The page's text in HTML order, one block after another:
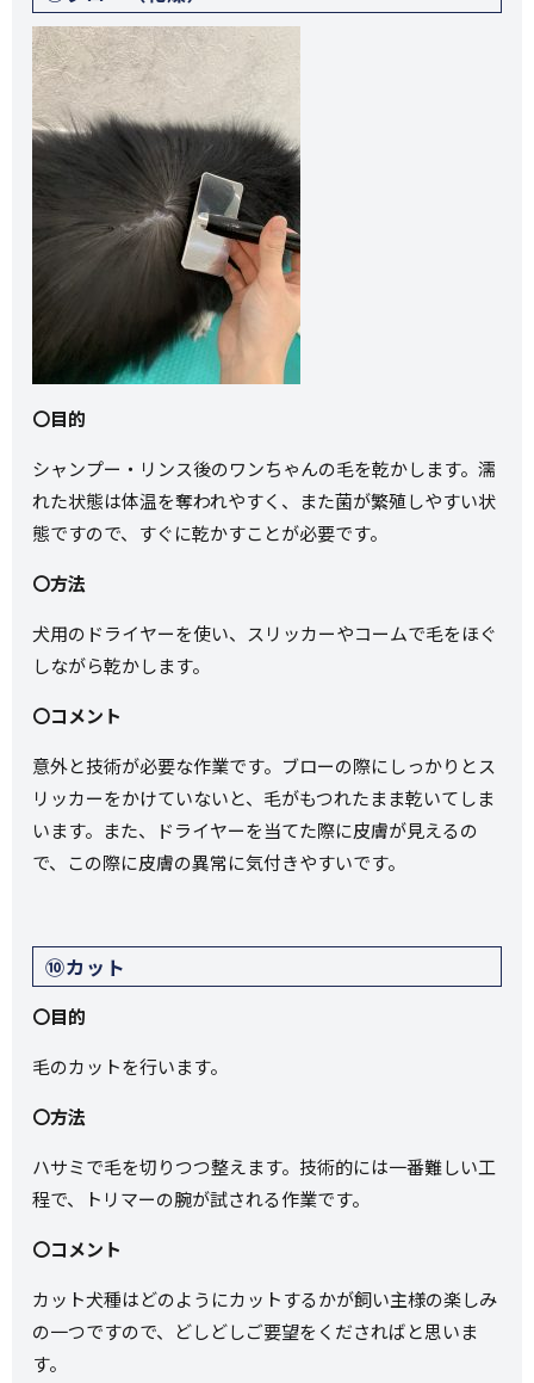
〇目的
シャンプー・リンス後のワンちゃんの毛を乾かします。濡
れた状態は体温を奪われやすく、また菌が繁殖しやすい状
態ですので、すぐに乾かすことが必要です。
〇方法
犬用のドライヤーを使い、スリッカーやコームで毛をほぐ
しながら乾かします。
〇コメント
意外と技術が必要な作業です。ブローの際にしっかりとス
リッカーをかけていないと、毛がもつれたまま乾いてしま
います。また、ドライヤーを当てた際に皮膚が見えるの
で、この際に皮膚の異常に気付きやすいです。
⑩カット
〇目的
毛のカットを行います。
〇方法
ハサミで毛を切りつつ整えます。技術的には一番難しい工
程で、トリマーの腕が試される作業です。
〇コメント
カット犬種はどのようにカットするかが飼い主様の楽しみ
の一つですので、どしどしご要望をくださればと思いま
す。